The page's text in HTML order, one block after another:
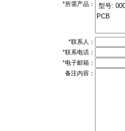
*所需产品：
*联系人：
*联系电话：
*电子邮箱：
备注内容：